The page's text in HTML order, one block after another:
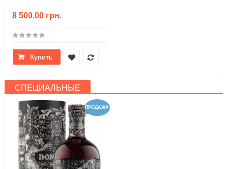
8 500.00 грн.
Купить
СПЕЦИАЛЬНЫЕ
ПРОДАЖА